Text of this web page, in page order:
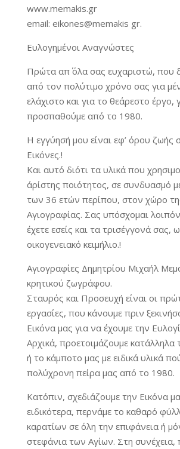
www.memakis.gr
email: eikones@memakis gr.
Ευλογημένοι Αναγνώστες
Πρώτα απ΄ όλα σας ευχαριστώ, που
από τον πολύτιμο χρόνο σας για
ελάχιστο και για το θεάρεστο έργο,
προσπαθούμε από το 1980.
Η εγγύησή μου είναι εφ’ όρου ζωής
Εικόνες.!
Και αυτό διότι τα υλικά που
άρίστης ποιότητος, σε συνδυασμό
των 36 ετών περίπου, στον χώρο
Αγιογραφίας. Σας υπόσχομαι
έχετε εσείς και τα τρισέγγονά σας,
οικογενειακό κειμήλιο.!
Αγιογραφίες Δημητρίου Μιχαήλ
κρητικού ζωγράφου.
Σταυρός και Προσευχή είναι οι
εργασίες, που κάνουμε πριν
Εικόνα μας για να έχουμε την
Αρχικά, προετοιμάζουμε κατάλληλα
ή το κάμποτο μας με ειδικά υλικά
πολύχρονη πείρα μας από το 1980.
Κατόπιν, σχεδιάζουμε την Εικόνα
ειδικότερα, περνάμε το καθαρό
καρατίων σε όλη την επιφάνεια ή
στεφάνια των Αγίων. Στη συνέχεια,